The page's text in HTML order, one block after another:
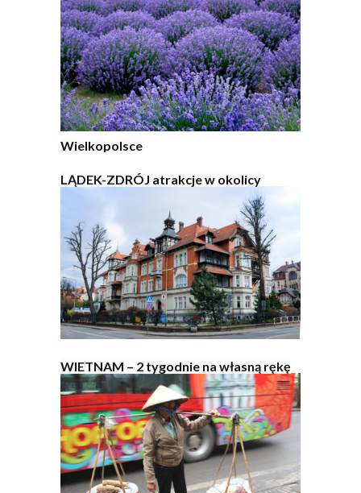
Wielkopolsce
LĄDEK-ZDRÓJ atrakcje w okolicy
WIETNAM – 2 tygodnie na własną rękę